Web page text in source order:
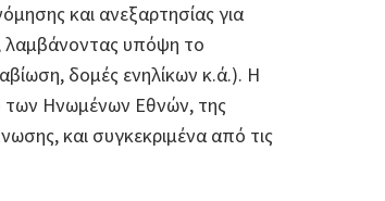
και ανεξαρτησίας για
λαμβάνοντας υπόψη το
δομές ενηλίκων κ.ά.). Η
των Ηνωμένων Εθνών, της
και συγκεκριμένα από τις